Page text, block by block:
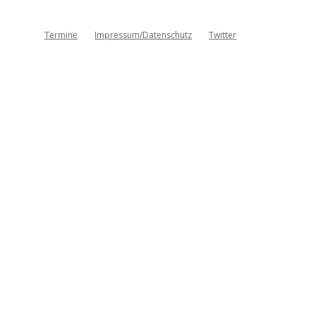
Termine Impressum/Datenschutz Twitter